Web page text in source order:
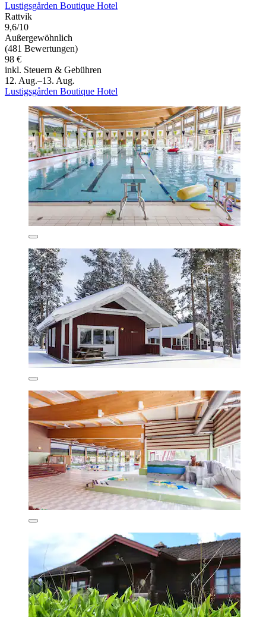
Lustigsgården Boutique Hotel
Rattvik
9,6/10
Außergewöhnlich
(481 Bewertungen)
98 €
inkl. Steuern & Gebühren
12. Aug.–13. Aug.
Lustigsgården Boutique Hotel